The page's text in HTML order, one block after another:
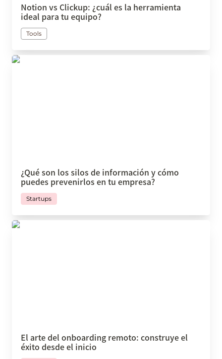
Notion vs Clickup: ¿cuál es la herramienta
ideal para tu equipo?
Tools
¿Qué son los silos de información y cómo puedes
¿Qué son los silos de información y cómo
puedes prevenirlos en tu empresa?
Startups
El arte del onboarding remoto: construye el éxito
El arte del onboarding remoto: construye el
éxito desde el inicio